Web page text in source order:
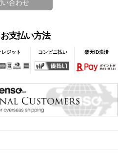
支払い方法
レジット コンビニ払い 楽天ID決済